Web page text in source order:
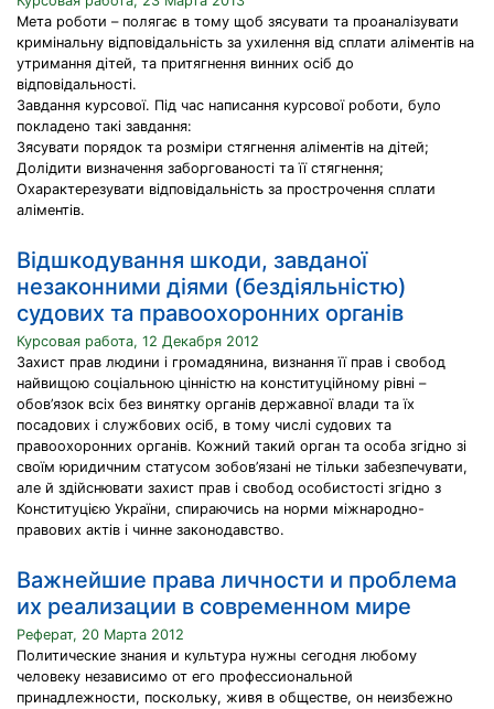
Мета роботи – полягає в тому щоб зясувати та проаналізувати
кримінальну відповідальність за ухилення від сплати аліментів на
утримання дітей, та притягнення винних осіб до
відповідальності.
Завдання курсової. Під час написання курсової роботи, було
покладено такі завдання:
Зясувати порядок та розміри стягнення аліментів на дітей;
Долідити визначення заборгованості та її стягнення;
Охарактерезувати відповідальність за прострочення сплати
аліментів.
Відшкодування шкоди, завданої
незаконними діями (бездіяльністю)
судових та правоохоронних органів
Курсовая работа, 12 Декабря 2012
Захист прав людини і громадянина, визнання її прав і свобод
найвищою соціальною цінністю на конституційному рівні –
обов’язок всіх без винятку органів державної влади та їх
посадових і службових осіб, в тому числі судових та
правоохоронних органів. Кожний такий орган та особа згідно зі
своїм юридичним статусом зобов’язані не тільки забезпечувати,
але й здійснювати захист прав і свобод особистості згідно з
Конституцією України, спираючись на норми міжнародно-
правових актів і чинне законодавство.
Важнейшие права личности и проблема
их реализации в современном мире
Реферат, 20 Марта 2012
Политические знания и культура нужны сегодня любому
человеку независимо от его профессиональной
принадлежности, поскольку, живя в обществе, он неизбежно